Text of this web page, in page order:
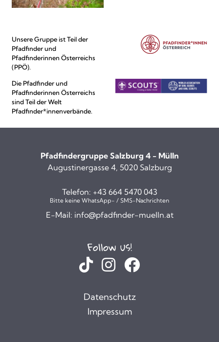
Unsere Gruppe ist Teil der
Pfadfinder und
Pfadfinderinnen Österreichs
(PPÖ).
Die Pfadfinder und
Pfadfinderinnen Österreichs
sind Teil der Welt
Pfadfinder*innenverbände.
Pfadfindergruppe Salzburg 4 - Mülln
Augustinergasse 4, 5020 Salzburg
Telefon: +43 664 5470 043
Bitte keine WhatsApp- / SMS-Nachrichten
E-Mail: info@pfadfinder-muelln.at
Follow us!
Datenschutz
Impressum